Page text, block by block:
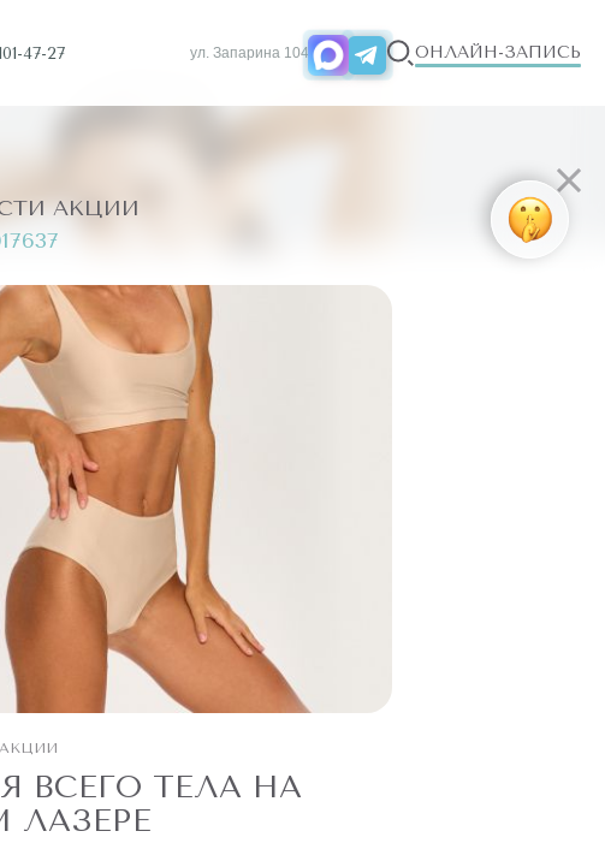
47-27 ул. Запарина 104 ОНЛАЙН-ЗАПИСЬ
АКЦИИ
ВСЕГО ТЕЛА НА